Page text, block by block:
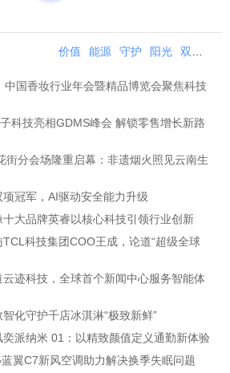
价值 能源 守护 阳光 双重
中国香妆行业年会暨精品博览会聚焦科技
科技亮相GDMS峰会 解锁零售增长新路
街分会场隆重启幕：非遗烟火照见云南生
冠军，AI驱动安全能力升级
大品牌英睿以核心科技引领行业创新
科技集团COO王成，论道“超级全球
迹科技，全球首个新闻中心服务智能体
化守护千店冰淇淋“极致新鲜”
派纳米 01：以精致颜值定义通勤新体验
翼C7新风空调助力解决换季失眠问题